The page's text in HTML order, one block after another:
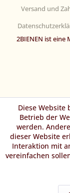
Versand und
2BIENEN ist eine
Diese Website
Betrieb der
werden.
dieser Website
Interaktion mit
vereinfachen